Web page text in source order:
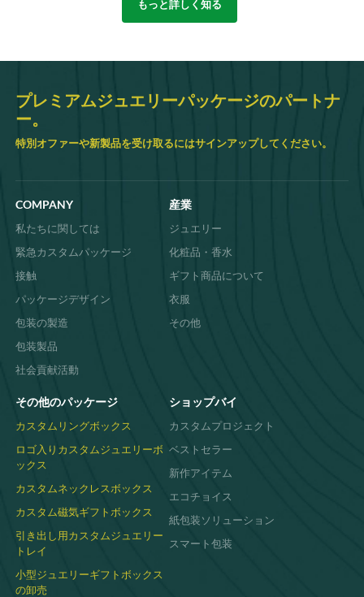
製ブレスレットボックス
ドで専門的に設計されており、繊細なアクセ
スは高級な梱包ソリューションを求めるブレ
とって必需品です。
耐久性を兼ね備えたファブリックジュエリー
布製ジュエリーボックス
な構造と丁寧に包まれたコーナーが特徴の、
華な魅力を高めるだけでなく、大切な品物を
ほこりや外部の要素から守り、美しさと安全
性を永続的に確保します。
柔らかくて丈夫なギフトプレゼンテーション
を高めます。耐久性がありながら繊細な外装
は、時間が経っても鮮やかさを保ち、個人の
コレクションにも高級小売店のディスプレイ
カスタムデザインの布製ジュエリーボックス
をお探しですか?お問い合わせ
な布張りのパッケージソリューションを自分
で作ってみませんか。
もっと詳しく知る
プレミアムジュエリーパッケージのパートナ
ー。
特別オファーや新製品を受け取るにはサインアップしてください。
COMPANY
私たちに関しては
緊急カスタムパッケージ
接触
パッケージデザイン
包装の製造
包装製品
社会貢献活動
産業
ジュエリー
化粧品・香水
ギフト商品について
衣服
その他
その他のパッケージ
カスタムリングボックス
ロゴ入りカスタムジュエリーボ
ックス
カスタムネックレスボックス
カスタム磁気ギフトボックス
引き出し用カスタムジュエリー
トレイ
小型ジュエリーギフトボックス
の卸売
ショップバイ
カスタムプロジェクト
ベストセラー
新作アイテム
エコチョイス
紙包装ソリューション
スマート包装